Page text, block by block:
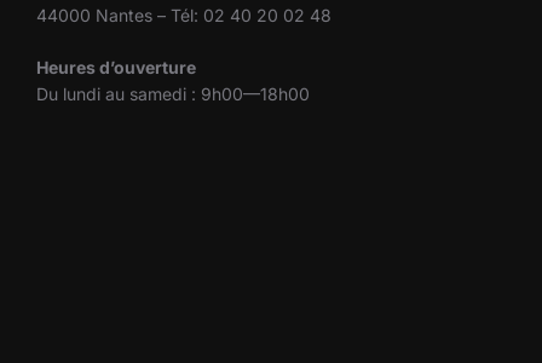
44000 Nantes – Tél: 02 40 20 02 48
Heures d’ouverture
Du lundi au samedi : 9h00—18h00